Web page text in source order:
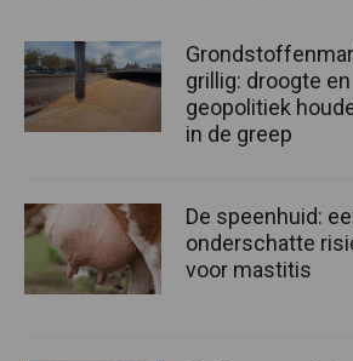
grillig: droogte en
geopolitiek
in de greep
De speenhuid:
onderschatte
voor mastitis